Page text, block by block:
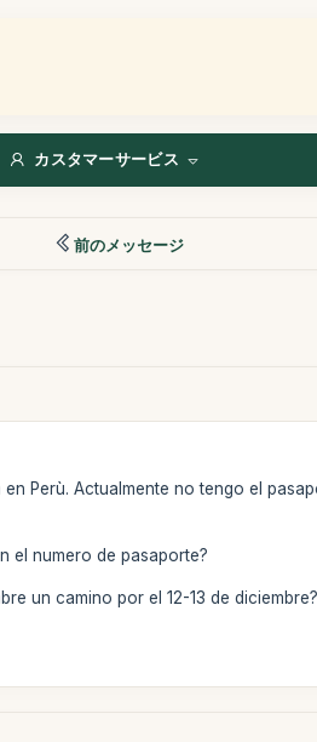
カスタマーサービス
前のメッセージ
Perù. Actualmente no tengo el
el numero de pasaporte?
un camino por el 12-13 de diciembre?